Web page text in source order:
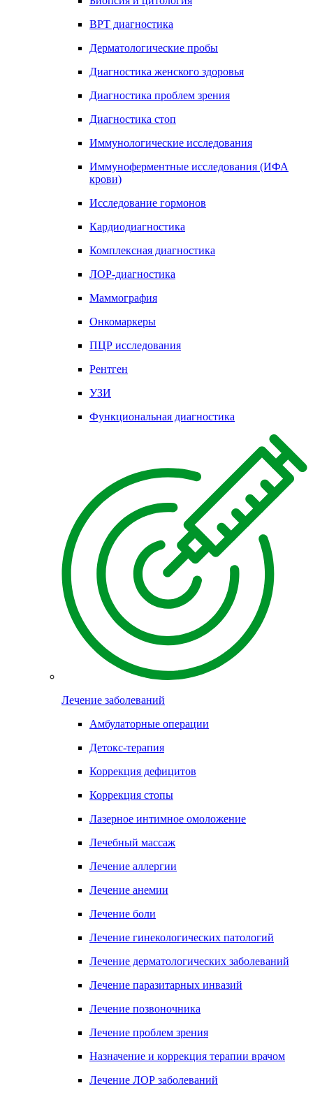
ВРТ диагностика
Дерматологические пробы
Диагностика женского здоровья
Диагностика проблем зрения
Диагностика стоп
Иммунологические исследования
Иммуноферментные исследования (ИФА
крови)
Исследование гормонов
Кардиодиагностика
Комплексная диагностика
ЛОР-диагностика
Маммография
Онкомаркеры
ПЦР исследования
Рентген
УЗИ
Функциональная диагностика
Лечение заболеваний
Амбулаторные операции
Детокс-терапия
Коррекция дефицитов
Коррекция стопы
Лазерное интимное омоложение
Лечебный массаж
Лечение аллергии
Лечение анемии
Лечение боли
Лечение гинекологических патологий
Лечение дерматологических заболеваний
Лечение паразитарных инвазий
Лечение позвоночника
Лечение проблем зрения
Назначение и коррекция терапии врачом
Лечение ЛОР заболеваний